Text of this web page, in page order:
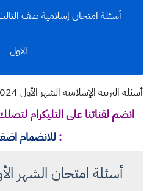
أسئلة امتحان إسلامية صف
الأول
أسئلة التربية الإسلامية الشهر الأول 2024
انضم لقناتنا على التليكرام
: للانضمام
أسئلة امتحان الشهر